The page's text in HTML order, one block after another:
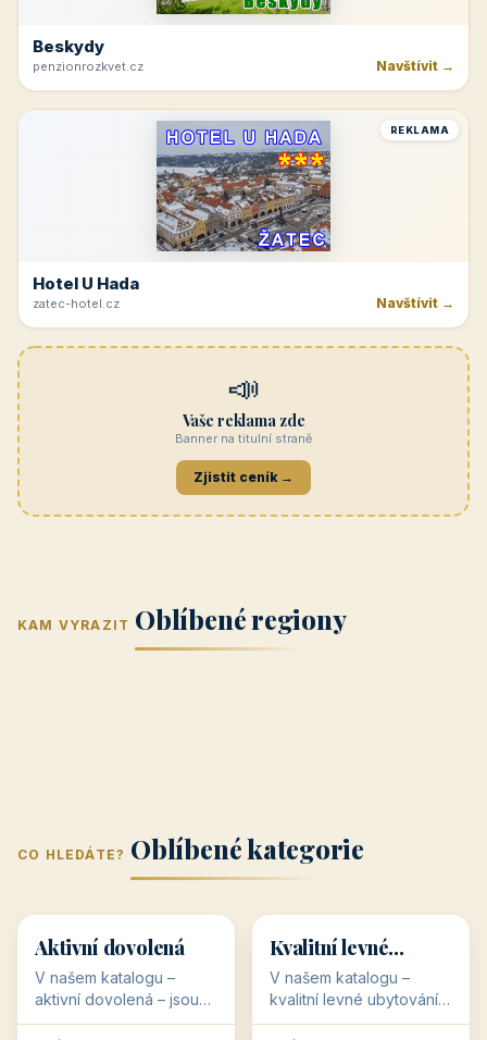
Beskydy
penzionrozkvet.cz Navštívit →
REKLAMA
Hotel U Hada
zatec-hotel.cz Navštívit →
📣
Vaše reklama zde
Banner na titulní straně
Zjistit ceník →
KAM VYRAZIT Oblíbené regiony
(Jihomoravský
kraj)
kraj)
Zlínský kraj Žilinský
Karlovarský
Střední Čechy
(Středočeský
CO HLEDÁTE? Oblíbené kategorie
🥾 36 objektů
Aktivní dovolená
V našem katalogu –
aktivní dovolená – jsou
pro Vás připraveny
💰
💰
34 objektů
Kvalitní levné
ubytování
V našem katalogu –
kvalitní levné ubytování –
jsou pro Vás připraveny